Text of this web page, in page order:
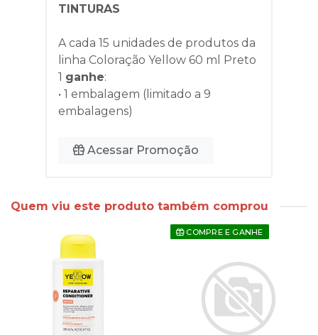
TINTURAS
A cada 15 unidades de produtos da
linha Coloração Yellow 60 ml Preto
1 ganhe:
• 1 embalagem (limitado a 9
embalagens)
Acessar Promoção
Quem viu este produto também comprou
COMPRE E GANHE